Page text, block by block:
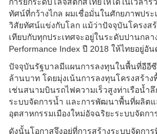
ทัศน์ที่กว้างไกล ผมเชื่อมั่นในศักยภาพประ
วิสัยทัศน์แข่งกับโลก แม้ว่าปัจจุบันโครงส
เทียบกับทุกประเทศจะอยู่ในระดับปานกล
Performance Index ปี 2018 ให้ไทยอยู่อั
ปัจจุบันรัฐบาลมีแผนการลงทุนในพื้นที่อีอี
ล้านบาท โดยมุ่งเน้นการลงทุนโครงสร้า
เช่นสนามบินรถไฟความเร็วสูงท่าเรือน้ำลึ
ระบบจัดการน้ำ และการพัฒนาพื้นที่ผลิตแ
อุตสาหกรรมเมืองใหม่อัจฉริยะระบบจัดกา
ดังนั้นโอกาสจึงอยู่ที่การสร้างระบบจัดกา